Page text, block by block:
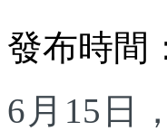
發布時間
6月15日